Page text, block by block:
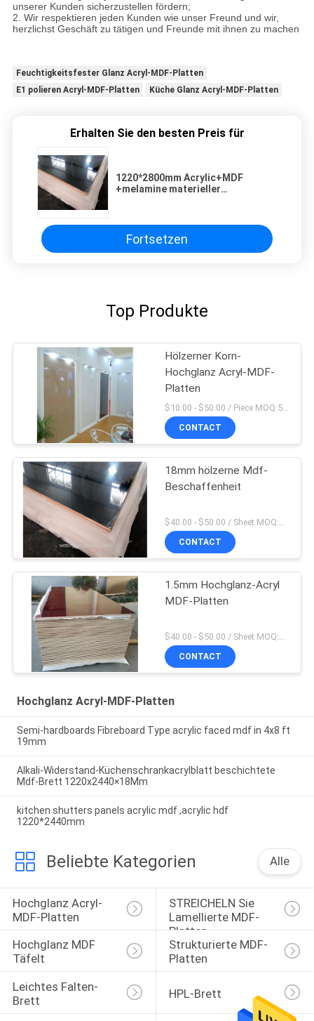
unserer Kunden sicherzustellen fördern;
2. Wir respektieren jeden Kunden wie unser Freund und wir,
herzlichst Geschäft zu tätigen und Freunde mit ihnen zu machen
Feuchtigkeitsfester Glanz Acryl-MDF-Platten
E1 polieren Acryl-MDF-Platten
Küche Glanz Acryl-MDF-Platten
Erhalten Sie den besten Preis für
1220*2800mm Acrylic+MDF
+melamine materieller
Fortsetzen
Top Produkte
Hölzerner Korn-
Hochglanz Acryl-MDF-
Platten
$10.00 - $50.00 / Piece MOQ:50-teilig/Stücke
CONTACT
18mm hölzerne Mdf-
Beschaffenheit
CONTACT
1.5mm Hochglanz-Acryl
MDF-Platten
CONTACT
Hochglanz Acryl-MDF-Platten
Semi-hardboards Fibreboard Type acrylic faced mdf in 4x8 ft
19mm
Alkali-Widerstand-Küchenschrankacrylblatt beschichtete
Mdf-Brett 1220x2440×18Mm
kitchen shutters panels acrylic mdf ,acrylic hdf
1220*2440mm
Beliebte Kategorien Alle
Hochglanz Acryl-
MDF-Platten
STREICHELN Sie
Lamellierte MDF-
Platten
Hochglanz MDF
Täfelt
Strukturierte MDF-
Platten
Leichtes Falten-
Brett
HPL-Brett